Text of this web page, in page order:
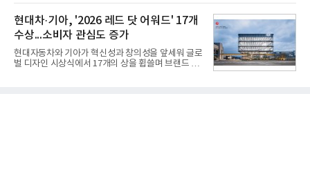
등으로 이전
기존 미사일체계를 대체할 중고도 및 중거리 대공미
사일을 개발하기로 결정했다.처음 KM-SAM 사업으로
불린 이 사업의 명칭은 호크(Iron Hawk, 철매)를 대체
한다는 의미에서 ‘철매Ⅱ’ 로 정해졌다. 철매Ⅱ 개발
사업은 미사일체계 완성 후인 2011년 ‘천궁(天弓)’으
로 다시 장비명이 바뀌었다. 17개 업체와 관련 기관이
참여한 가운데 LIG 넥스원은 탐색 개발에서 체계개발
현대차·기아, '2026 레드 닷 어워드' 17개
수상...소비자 관심도 증가
현대자동차와 기아가 혁신성과 창의성을 앞세워 글로
벌 디자인 시상식에서 17개의 상을 휩쓸며 브랜드 경